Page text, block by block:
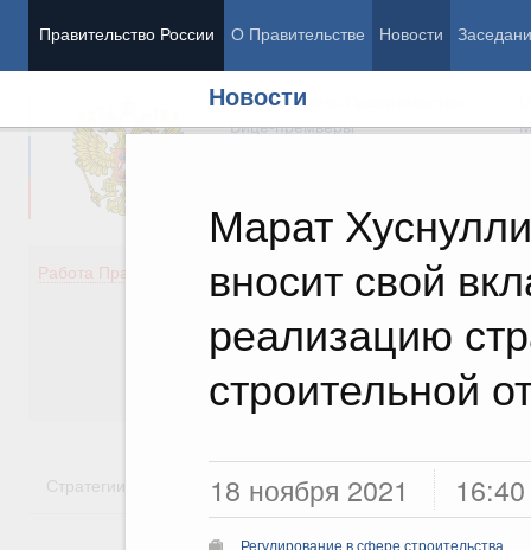
Правительство России О Правительстве Новости
Новости
Марат
вносит свой
реализацию
строительной
18 ноября 2021 16:40
Регулирование в сфере строительства
Председатель Правительства
Вице-премьеры
Работа Правительства
Демография
Здоровье
Культура
Государство
Стратегии Государственные программы